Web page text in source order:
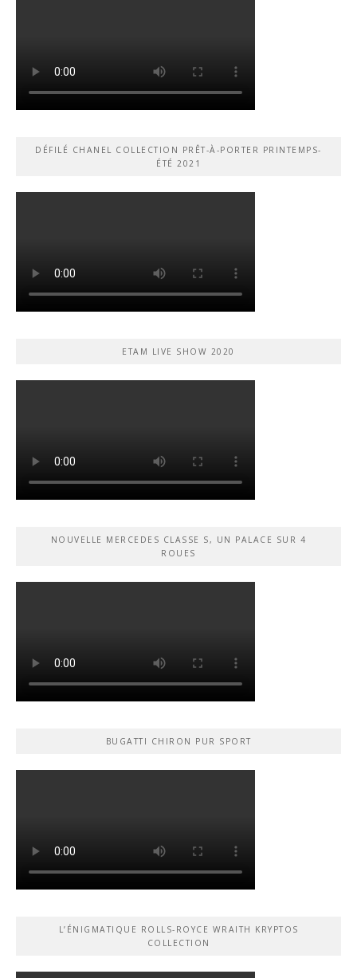
DÉFILÉ CHANEL COLLECTION PRÊT-À-PORTER PRINTEMPS-
ÉTÉ 2021
ETAM LIVE SHOW 2020
NOUVELLE MERCEDES CLASSE S, UN PALACE SUR 4
ROUES
BUGATTI CHIRON PUR SPORT
L’ÉNIGMATIQUE ROLLS-ROYCE WRAITH KRYPTOS
COLLECTION